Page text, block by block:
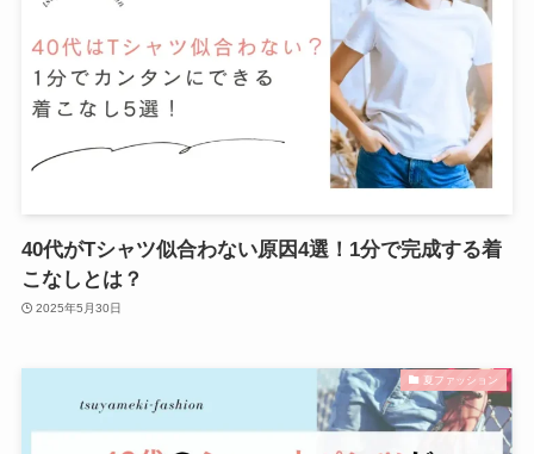
40代がTシャツ似合わない原因4選！1分で完成する着
こなしとは？
2025年5月30日
夏ファッション